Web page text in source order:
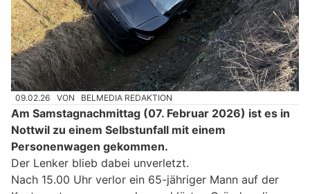
09.02.26 VON BELMEDIA REDAKTION
Am Samstagnachmittag (07. Februar 2026) ist es in
Nottwil zu einem Selbstunfall mit einem
Personenwagen gekommen.
Der Lenker blieb dabei unverletzt.
Nach 15.00 Uhr verlor ein 65-jähriger Mann auf der